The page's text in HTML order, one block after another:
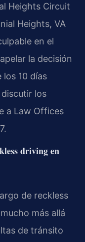
Heights Circuit
Heights, VA
en el
la decisión
10 días
discutir los
a Law Offices
driving en
de reckless
más allá
de tránsito